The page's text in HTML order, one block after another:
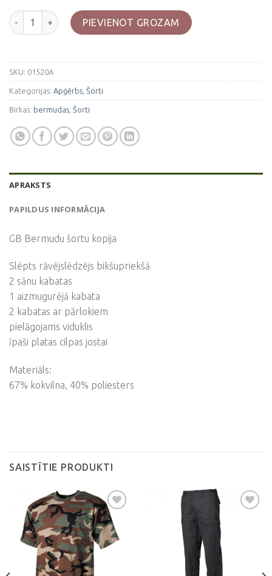
GB Bermudu šorti,Combat, melni daudzums
PIEVIENOT GROZAM
SKU: 01520A
Kategorijas: Apģērbs Šorti
Birkas: bermudas Šorti
APRAKSTS
PAPILDUS INFORMĀCIJA
GB Bermudu šortu kopija
Slēpts rāvējslēdzējs bikšupriekšā
2 sānu kabatas
1 aizmugurējā kabata
2 kabatas ar pārlokiem
pielāgojams viduklis
īpaši platas cilpas jostai
Materiāls:
67% kokvilna, 40% poliesters
SAISTĪTIE PRODUKTI
Pievienot
vēlmju
sarakstam